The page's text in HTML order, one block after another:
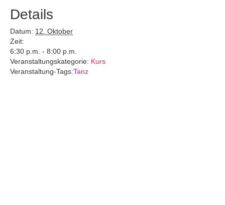
Details
Datum: 12. Oktober
Zeit:
6:30 p.m. - 8:00 p.m.
Veranstaltungskategorie: Kurs
Veranstaltung-Tags:Tanz